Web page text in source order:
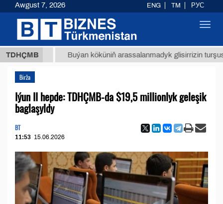
TDHÇMB
ТМТ Buýan köküniň arassalanmadyk glisirrizin turşusy (t.)
Birža
Iýun II hepde: TDHÇMB-da $19,5 millionlyk geleşik
baglaşyldy
BT
11:53 15.06.2026
Awgust 7, 2026 ENG TM РУС